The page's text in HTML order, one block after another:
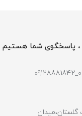
پاسخگوی شما هستیم
گلستان،میدان